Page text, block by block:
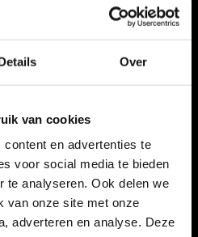
Over
van cookies
en advertenties te
voor social media te bieden
te analyseren. Ook delen we
van onze site met onze
adverteren en analyse. Deze